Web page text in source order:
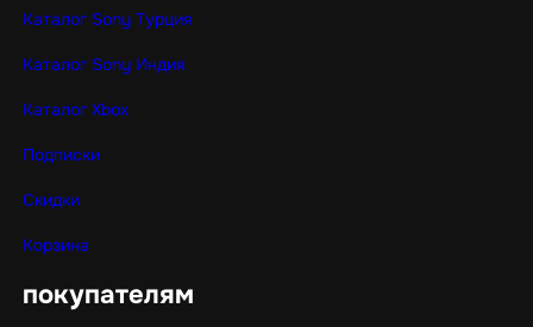
Каталог Sony Турция
Каталог Sony Индия
Каталог Xbox
Подписки
Скидки
Корзина
покупателям